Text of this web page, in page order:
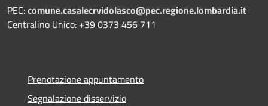
PEC:comune.casalecrvidolasco@pec.regione.lombardia.it
Centralino Unico: +39 0373 456 711
Prenotazione appuntamento
Segnalazione disservizio